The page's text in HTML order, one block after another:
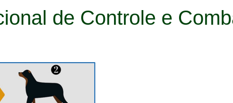
de Controle e